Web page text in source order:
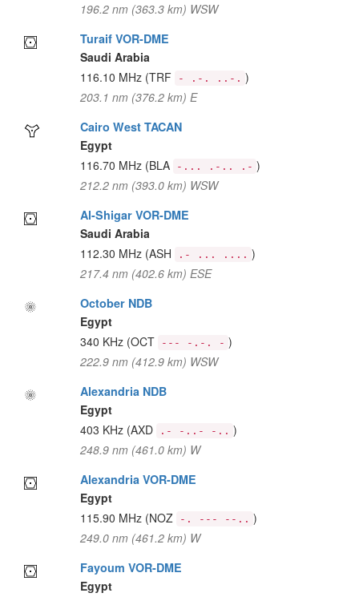
196.2 nm (363.3 km) WSW
Turaif VOR-DME
Saudi Arabia
116.10 MHz (TRF - .-. ..-. )
203.1 nm (376.2 km) E
Cairo West TACAN
Egypt
116.70 MHz (BLA -... .-.. .- )
212.2 nm (393.0 km) WSW
Al-Shigar VOR-DME
Saudi Arabia
112.30 MHz (ASH .- ... .... )
217.4 nm (402.6 km) ESE
October NDB
Egypt
340 KHz (OCT --- -.-. - )
222.9 nm (412.9 km) WSW
Alexandria NDB
Egypt
403 KHz (AXD .- -..- -.. )
248.9 nm (461.0 km) W
Alexandria VOR-DME
Egypt
115.90 MHz (NOZ -. --- --.. )
249.0 nm (461.2 km) W
Fayoum VOR-DME
Egypt